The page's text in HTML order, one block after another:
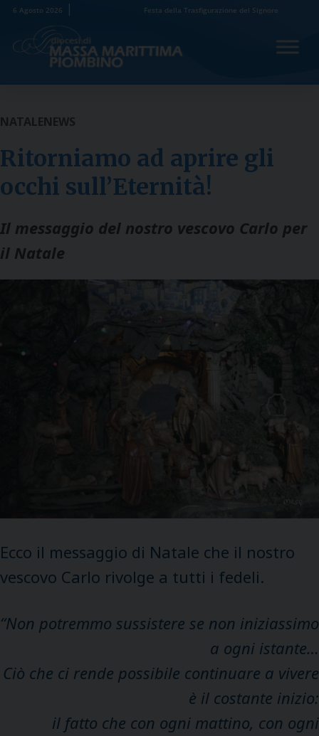
Skip
content
6 Agosto 2026 Festa della Trasfigurazione del Signore
NATALENEWS
Ritorniamo ad aprire gli
occhi sull’Eternità!
Il messaggio del nostro vescovo Carlo per
il Natale
Ecco il messaggio di Natale che il nostro
vescovo Carlo rivolge a tutti i fedeli.
“Non potremmo sussistere se non iniziassimo
a ogni istante…
Ciò che ci rende possibile continuare a vivere
è il costante inizio:
il fatto che con ogni mattino, con ogni